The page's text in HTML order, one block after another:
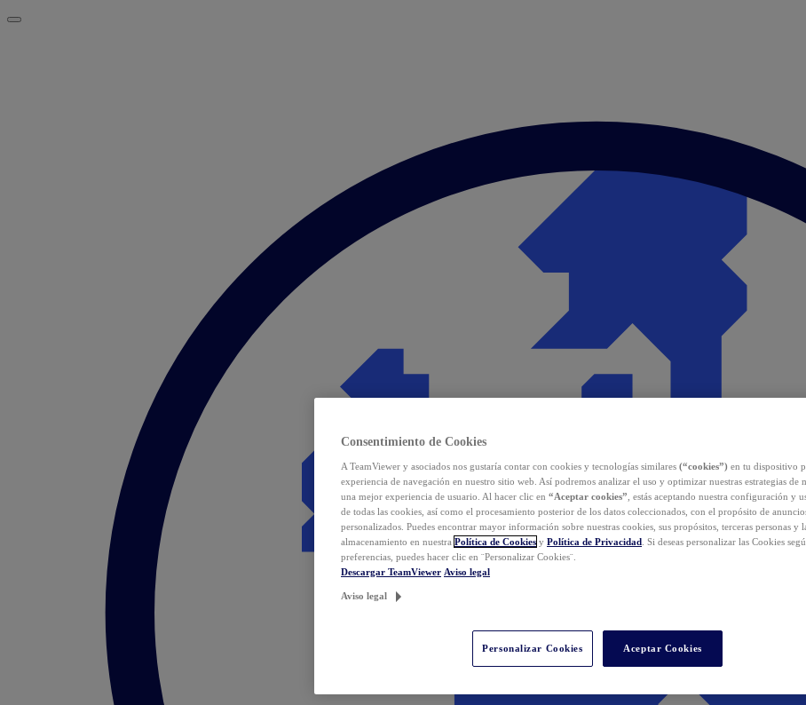
Consentimiento de Cookies
A TeamViewer y asociados nos gustaría contar con cookies y tecnologías similares (“cookies”) en tu dispositivo
experiencia de navegación en nuestro sitio web. Así podremos analizar el uso y optimizar nuestras estrategias de
una mejor experiencia de usuario. Al hacer clic en “Aceptar cookies” , estás aceptando nuestra configuración y
de todas las cookies, así como el procesamiento posterior de los datos coleccionados, con el propósito de
personalizados. Puedes encontrar mayor información sobre nuestras cookies, sus propósitos, terceras personas y
almacenamiento en nuestra Política de Cookies y Política de Privacidad . Si deseas personalizar las Cookies
preferencias, puedes hacer clic en ¨Personalizar Cookies¨.
Descargar TeamViewer Aviso legal
Aviso legal
Personalizar Cookies Aceptar Cookies